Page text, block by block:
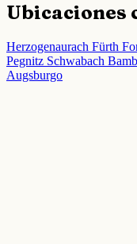
Ubicaciones
Herzogenaurach Fürth
Pegnitz Schwabach
Augsburgo